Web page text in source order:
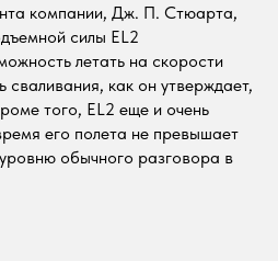
компании, Дж. П. Стюарта,
силы EL2
летать на скорости
сваливания, как он утверждает,
того, EL2 еще и очень
его полета не превышает
обычного разговора в